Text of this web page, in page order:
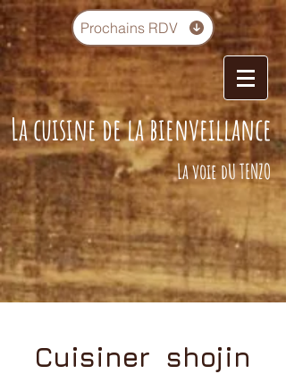
Prochains RDV
La cuisine de la bienveillance
La voie dU TENZO
Cuisiner shojin